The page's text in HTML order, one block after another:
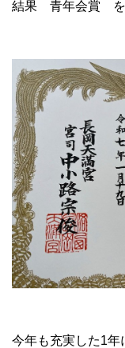
結果 青年会賞 を
今年も充実した1年